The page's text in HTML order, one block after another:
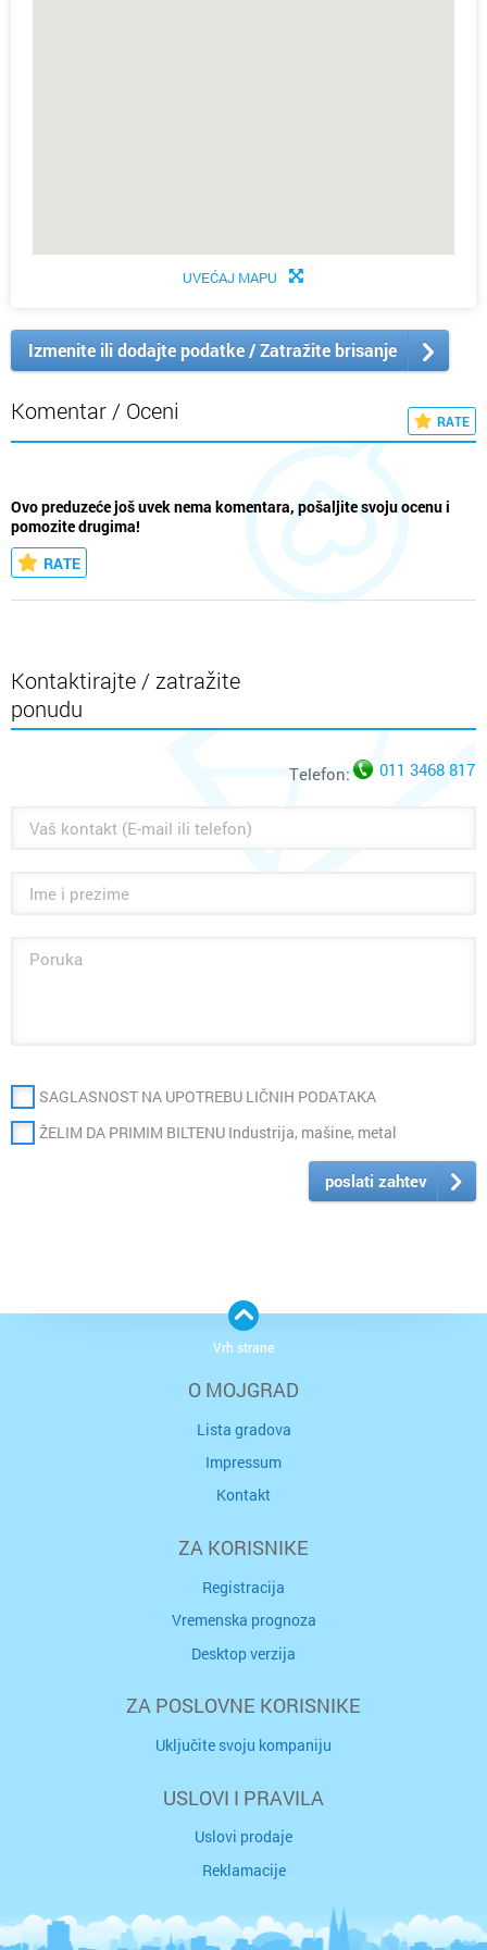
UVEĆAJ MAPU
Izmenite ili dodajte podatke / Zatražite brisanje
Komentar / Oceni RATE
Ovo preduzeće još uvek nema komentara, pošaljite svoju ocenu i
pomozite drugima!
RATE
Kontaktirajte / zatražite
ponudu
Telefon: 011 3468 817
SAGLASNOST NA UPOTREBU LIČNIH PODATAKA
ŽELIM DA PRIMIM BILTENU Industrija, mašine, metal
poslati zahtev
O MOJGRAD
Lista gradova
Impressum
Kontakt
ZA KORISNIKE
Registracija
Vremenska prognoza
Desktop verzija
ZA POSLOVNE KORISNIKE
Uključite svoju kompaniju
USLOVI I PRAVILA
Uslovi prodaje
Reklamacije
Vrh strane